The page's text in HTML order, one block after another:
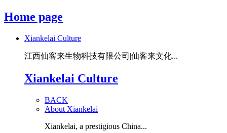
Home page
Xiankelai Culture
江西仙客来生物科技有限公司|仙客来文化...
Xiankelai Culture
BACK
About Xiankelai
Xiankelai, a prestigious China...